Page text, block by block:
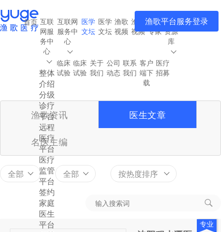
首页 互联
网服
务中
心
整体
介绍
分级
诊疗
平台
远程
医疗
平台
医疗
监管
平台
签约
家庭
医生
平台
互联网
服务中
心
医学
文坛
医学
文坛
渔歌
视频
渔歌
视频
渔歌
专家
医疗
资源
库
临床
试验
临床
试验
关于
我们
公司
动态
联系
我们
客户
端下
载
医疗
招募
渔歌平台服务登录
渔歌资讯 医生文章
名医主编
全部 全部 按热度排序
专业